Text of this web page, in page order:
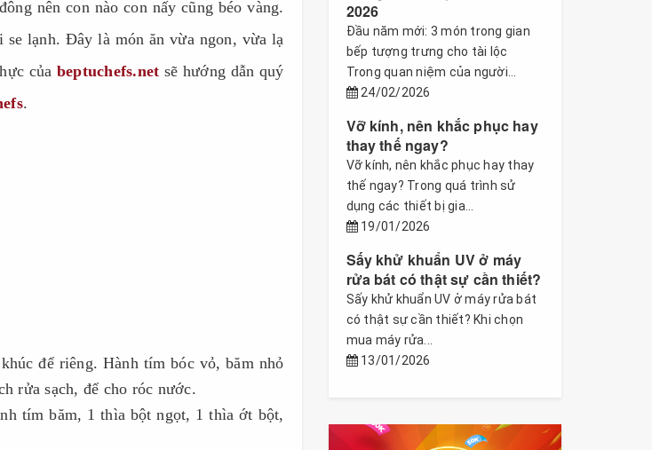
nên con nào con nấy cũng béo vàng.
lạnh. Đây là món ăn vừa ngon, vừa lạ
của beptuchefs.net sẽ hướng dẫn quý
.
để riêng. Hành tím bóc vỏ, băm nhỏ
rửa sạch, để cho róc nước.
tím băm, 1 thìa bột ngọt, 1 thìa ớt bột,
2026
Đầu năm mới: 3 món trong gian
bếp tượng trưng cho tài lộc
Trong quan niệm của người...
24/02/2026
Vỡ kính, nên khắc phục hay
thay thế ngay?
Vỡ kính, nên khắc phục hay thay
thế ngay? Trong quá trình sử
dụng các thiết bị gia...
19/01/2026
Sấy khử khuẩn UV ở máy
rửa bát có thật sự cần thiết?
Sấy khử khuẩn UV ở máy rửa bát
có thật sự cần thiết? Khi chọn
mua máy rửa...
13/01/2026